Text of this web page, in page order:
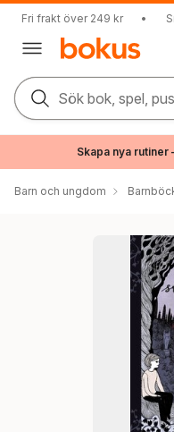
Fri frakt över 249 kr •
Sök bok, spel,
Skapa nya
Barn och ungdom